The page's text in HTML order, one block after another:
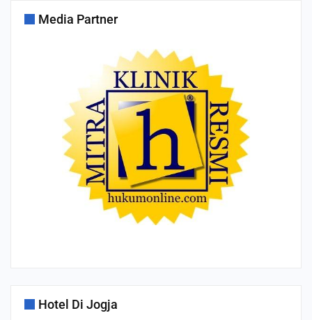
Media Partner
Hotel Di Jogja